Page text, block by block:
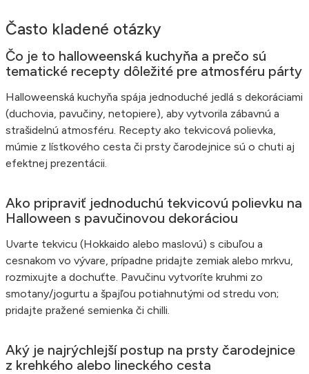
Často kladené otázky
Čo je to halloweenská kuchyňa a prečo sú
tematické recepty dôležité pre atmosféru párty
Halloweenská kuchyňa spája jednoduché jedlá s dekoráciami
(duchovia, pavučiny, netopiere), aby vytvorila zábavnú a
strašidelnú atmosféru. Recepty ako tekvicová polievka,
múmie z lístkového cesta či prsty čarodejnice sú o chuti aj
efektnej prezentácii.
Ako pripraviť jednoduchú tekvicovú polievku na
Halloween s pavučinovou dekoráciou
Uvarte tekvicu (Hokkaido alebo maslovú) s cibuľou a
cesnakom vo vývare, prípadne pridajte zemiak alebo mrkvu,
rozmixujte a dochuťte. Pavučinu vytvoríte kruhmi zo
smotany/jogurtu a špajľou potiahnutými od stredu von;
pridajte pražené semienka či chilli.
Aký je najrýchlejší postup na prsty čarodejnice
z krehkého alebo lineckého cesta